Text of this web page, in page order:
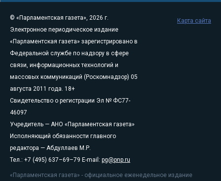
© «Парламентская газета», 2026 г.
Электронное периодическое издание
«Парламентская газета» зарегистрировано в
Федеральной службе по надзору в сфере
связи, информационных технологий и
массовых коммуникаций (Роскомнадзор) 05
августа 2011 года. 18+
Свидетельство о регистрации Эл № ФС77-
46097
Учредитель — АНО «Парламентская газета»
Исполняющий обязанности главного
редактора — Абдуллаев М.Р.
Тел.: +7 (495) 637–69–79 E-mail: pg@pnp.ru
«Парламентская газета» - официальное еженедельное издание
Карта сайта